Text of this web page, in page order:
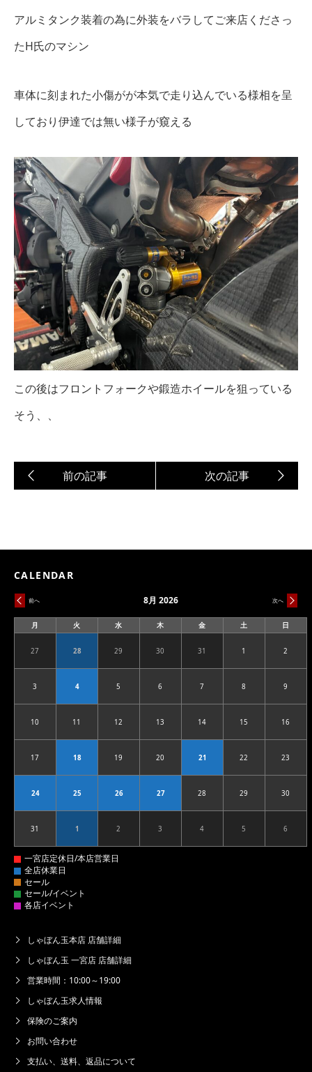
アルミタンク装着の為に外装をバラしてご来店くださっ
たH氏のマシン
車体に刻まれた小傷がが本気で走り込んでいる様相を呈
しており伊達では無い様子が窺える
この後はフロントフォークや鍛造ホイールを狙っている
そう、、
CALENDAR
前へ 次へ
8月 2026
月
曜
火
曜
水
曜
木
曜
金
曜
土
曜
日
曜
272026.07.27 282026.07.28 292026.07.29 302026.07.30 312026.07.31 12026.08.01 2
32026.08.03 42026.08.04 52026.08.05 62026.08.06 72026.08.07 82026.08.08 9
102026.08.10 112026.08.11 122026.08.12 132026.08.13 142026.08.14 152026.08.15 16
172026.08.17 182026.08.18 192026.08.19 202026.08.20 212026.08.21 222026.08.22 23
242026.08.24 252026.08.25 262026.08.26 272026.08.27 282026.08.28 292026.08.29 30
312026.08.31 12026.09.01 22026.09.02 32026.09.03 42026.09.04 52026.09.05 6
しゃぼん玉本店 店舗詳細
しゃぼん玉 一宮店 店舗詳細
営業時間：10:00～19:00
しゃぼん玉求人情報
保険のご案内
お問い合わせ
支払い、送料、返品について